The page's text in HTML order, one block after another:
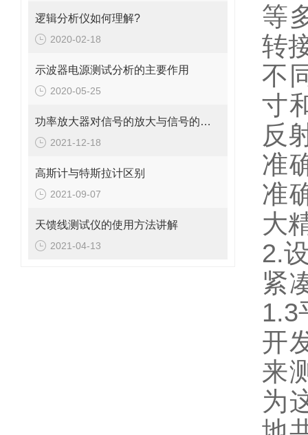
逻辑分析仪如何理解?
2020-02-18
示波器电源测试分析的主要作用
2020-05-25
功率放大器对信号的放大与信号的频率有很大关系
2021-12-18
高斯计与特斯拉计区别
2021-09-07
天馈线测试仪的使用方法讲解
2021-04-13
等
转
不
寸
反
准
准
大
2.
紧
1.3
开
来
为